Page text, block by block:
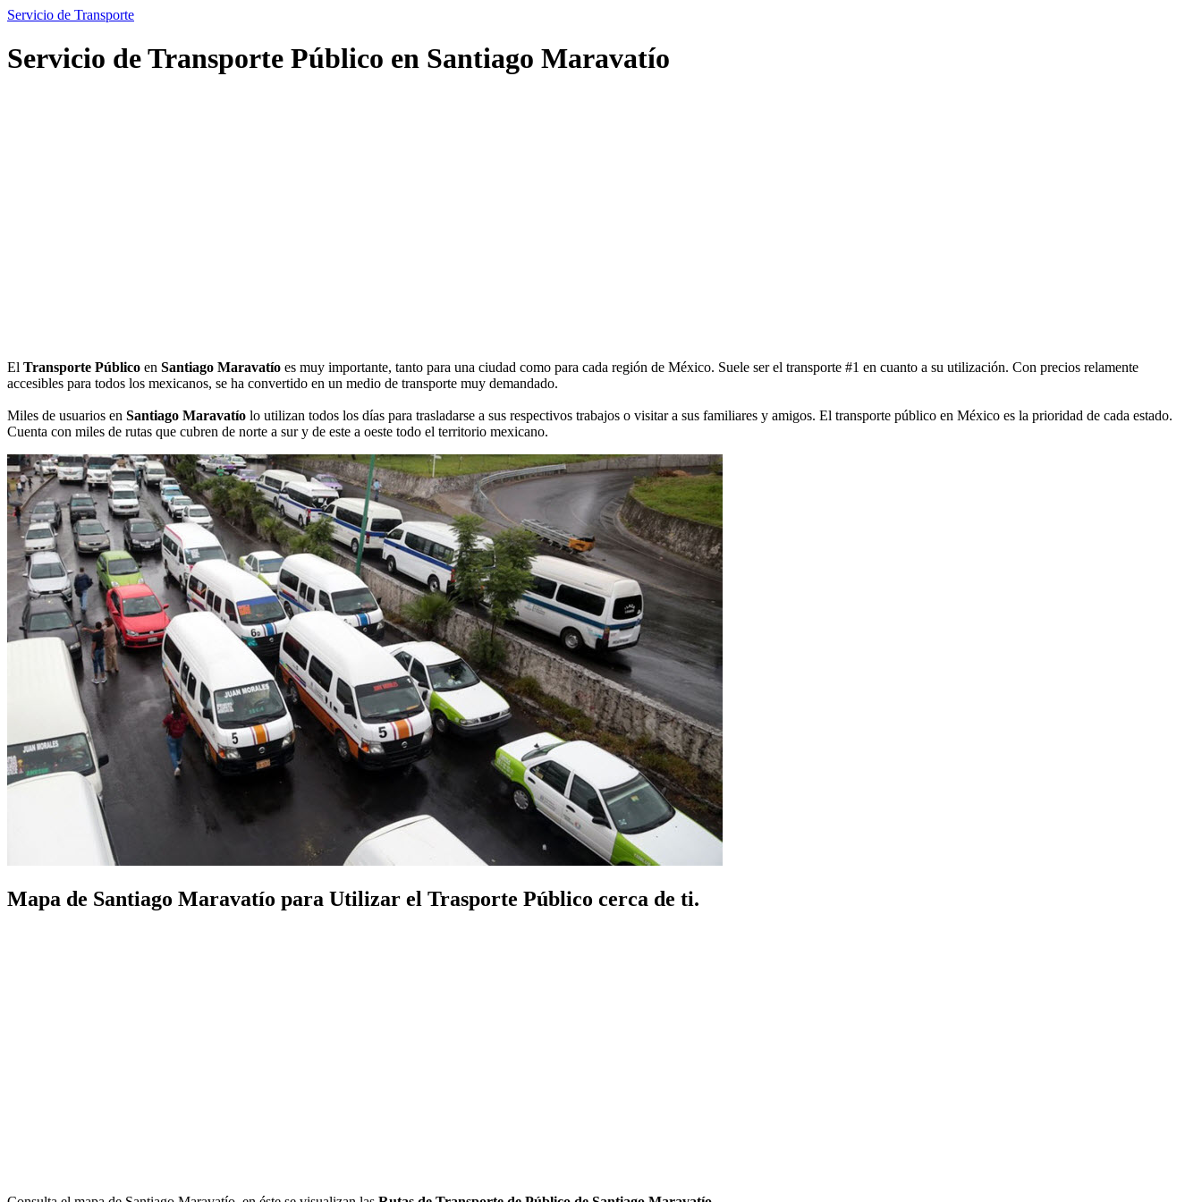
Servicio de Transporte
Servicio de Transporte Público en Santiago Maravatío
El Transporte Público en Santiago Maravatío es muy importante, tanto para una ciudad como para cada región de México. Suele ser el transporte #1 en cuanto a su utilización. Con precios relamente
accesibles para todos los mexicanos, se ha convertido en un medio de transporte muy demandado.
Miles de usuarios en Santiago Maravatío lo utilizan todos los días para trasladarse a sus respectivos trabajos o visitar a sus familiares y amigos. El transporte público en México es la prioridad de cada estado.
Cuenta con miles de rutas que cubren de norte a sur y de este a oeste todo el territorio mexicano.
Mapa de Santiago Maravatío para Utilizar el Trasporte Público cerca de ti.